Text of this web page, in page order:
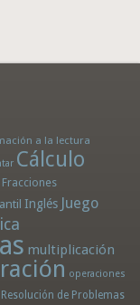
a la lectura
Cálculo
Fracciones
Inglés Juego
multiplicación
operaciones
Resolución de Problemas